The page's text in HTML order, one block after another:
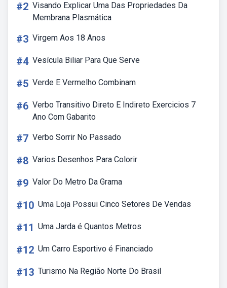
#2 Visando Explicar Uma Das Propriedades Da
Membrana Plasmática
#3 Virgem Aos 18 Anos
#4 Vesícula Biliar Para Que Serve
#5 Verde E Vermelho Combinam
#6 Verbo Transitivo Direto E Indireto Exercicios 7
Ano Com Gabarito
#7 Verbo Sorrir No Passado
#8 Varios Desenhos Para Colorir
#9 Valor Do Metro Da Grama
#10 Uma Loja Possui Cinco Setores De Vendas
#11 Uma Jarda é Quantos Metros
#12 Um Carro Esportivo é Financiado
#13 Turismo Na Região Norte Do Brasil